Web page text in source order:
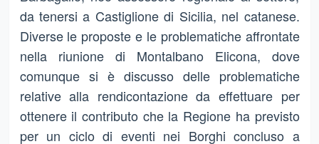
da tenersi a Castiglione di Sicilia, nel catanese.
Diverse le proposte e le problematiche affrontate
nella riunione di Montalbano Elicona, dove
comunque si è discusso delle problematiche
relative alla rendicontazione da effettuare per
ottenere il contributo che la Regione ha previsto
per un ciclo di eventi nei Borghi concluso a